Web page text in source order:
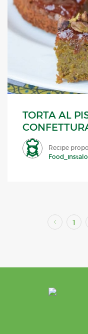
TORTA AL
Recipe
1